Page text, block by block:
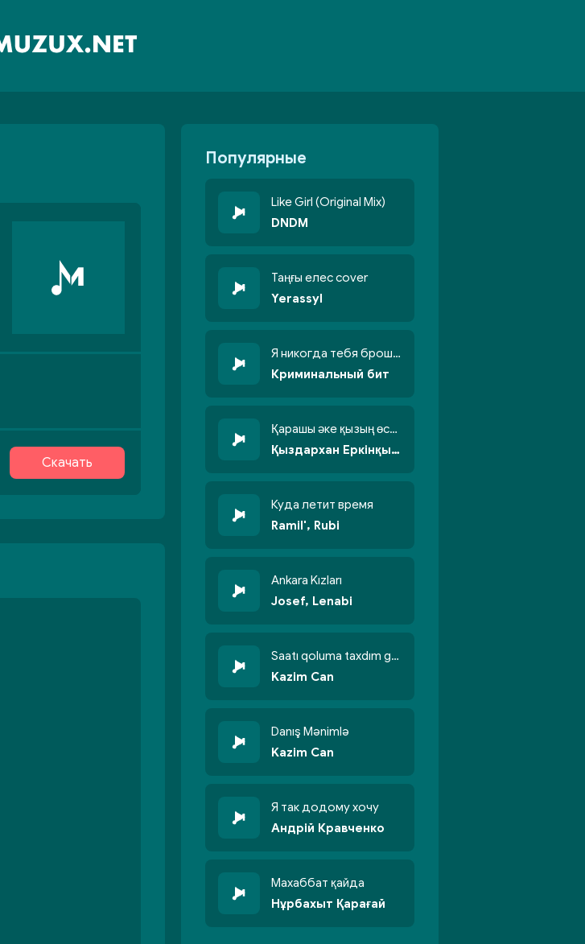
Скачать
Популярные
Like Girl (Original Mix)
DNDM
Таңғы елес cover
Yerassyl
Я никогда тебя брошу никогда не кину
Криминальный бит
Қарашы әке қызың өсті бойжеттіп
Қыздархан Еркінқызы
Куда летит время
Ramil', Rubi
Ankara Kızları
Josef, Lenabi
Saatı qoluma taxdım göyün üzünə qalxdım
Kazim Can
Danış Mənimlə
Kazim Can
Я так додому хочу
Андрій Кравченко
Махаббат қайда
Нұрбахыт Қарағай